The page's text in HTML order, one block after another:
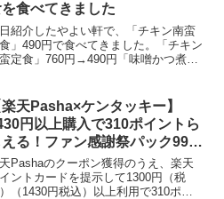
食べてきました
紹介したやよい軒で、「チキン南蛮
」490円で食べてきました。「チキン
定食」760円→490円「味噌かつ煮定
わずチキン南蛮にしました。券売機で
で支...
楽天Pasha×ケンタッキー】
円以上購入で310ポイントら
える！ファン感謝祭パック990
お得♪
Pashaのクーポン獲得のうえ、楽天
ントカードを提示して1300円（税
（1430円税込）以上利用で310ポイ